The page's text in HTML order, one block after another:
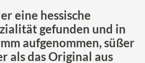
eine hessische
gefunden und in
aufgenommen, süßer
als das Original aus